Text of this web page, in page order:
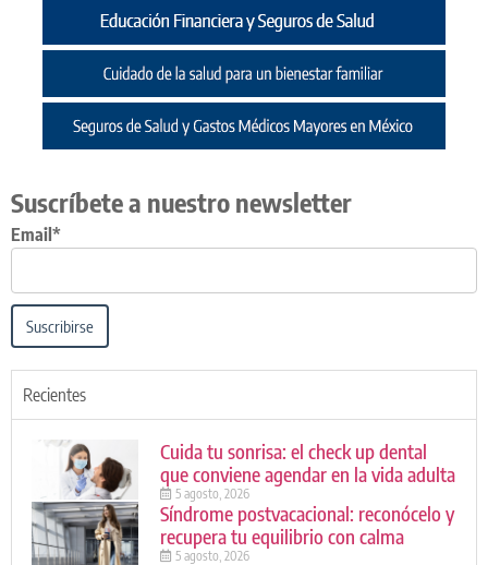
Suscríbete a nuestro newsletter
Email*
Suscribirse
Recientes
Cuida tu sonrisa: el check up dental
que conviene agendar en la vida adulta
5 agosto, 2026
Síndrome postvacacional: reconócelo y
recupera tu equilibrio con calma
5 agosto, 2026